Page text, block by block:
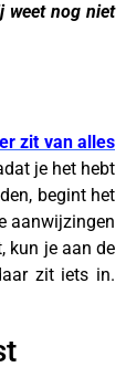
weet nog niet
er zit van alles
je het hebt
begint het
aanwijzingen
kun je aan de
zit iets in.